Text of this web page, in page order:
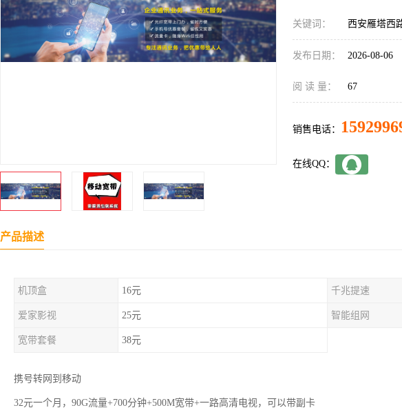
关键词： 西安雁塔西
发布日期： 2026-08-06
阅 读 量： 67
销售电话：
在线QQ：
产品描述
机顶盒 16元 千兆提速
爱家影视 25元 智能组网
宽带套餐 38元
携号转网到移动
32元一个月，90G流量+700分钟+500M宽带+一路高清电视，可以带副卡